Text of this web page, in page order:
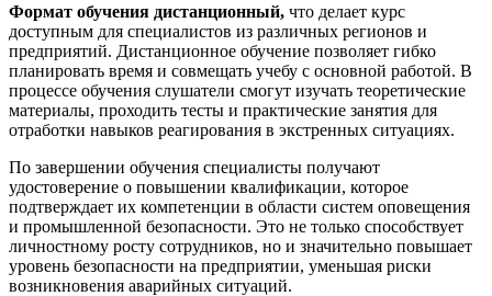
Формат обучения дистанционный, что делает курс
доступным для специалистов из различных регионов и
предприятий. Дистанционное обучение позволяет гибко
планировать время и совмещать учебу с основной работой. В
процессе обучения слушатели смогут изучать теоретические
материалы, проходить тесты и практические занятия для
отработки навыков реагирования в экстренных ситуациях.
По завершении обучения специалисты получают
удостоверение о повышении квалификации, которое
подтверждает их компетенции в области систем оповещения
и промышленной безопасности. Это не только способствует
личностному росту сотрудников, но и значительно повышает
уровень безопасности на предприятии, уменьшая риски
возникновения аварийных ситуаций.